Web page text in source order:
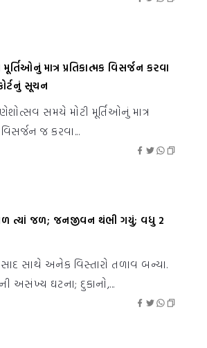
માત્ર પ્રતિકાત્મક વિસર્જન કરવા
સૂચન
સમયે મોટી મૂર્તિઓનું માત્ર
વિસર્જન જ કરવા...
ત્યાં જળ; જનજીવન થંભી ગયું; વધુ 2
સાથે અનેક વિસ્તારો તળાવ બન્યા.
અસંખ્ય ઘટના; દુકાનો,...